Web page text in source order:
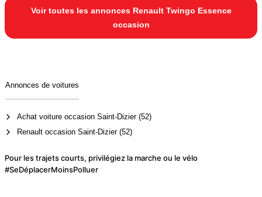
Voir toutes les annonces Renault Twingo Essence
occasion
Annonces de voitures
Achat voiture occasion Saint-Dizier (52)
Renault occasion Saint-Dizier (52)
Pour les trajets courts, privilégiez la marche ou le vélo
#SeDéplacerMoinsPolluer